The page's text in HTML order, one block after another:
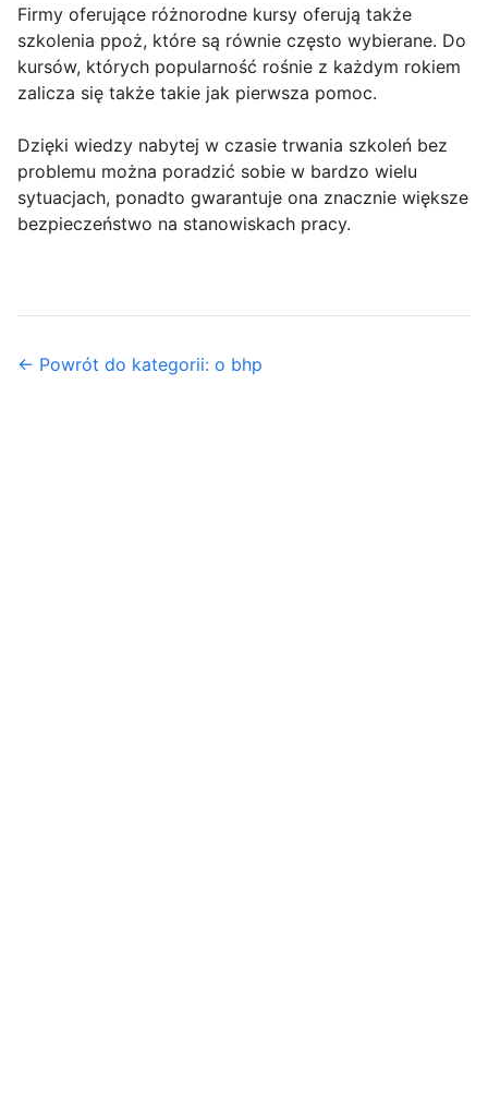
Firmy oferujące różnorodne kursy oferują także
szkolenia ppoż, które są równie często wybierane. Do
kursów, których popularność rośnie z każdym rokiem
zalicza się także takie jak pierwsza pomoc.
Dzięki wiedzy nabytej w czasie trwania szkoleń bez
problemu można poradzić sobie w bardzo wielu
sytuacjach, ponadto gwarantuje ona znacznie większe
bezpieczeństwo na stanowiskach pracy.
← Powrót do kategorii: o bhp